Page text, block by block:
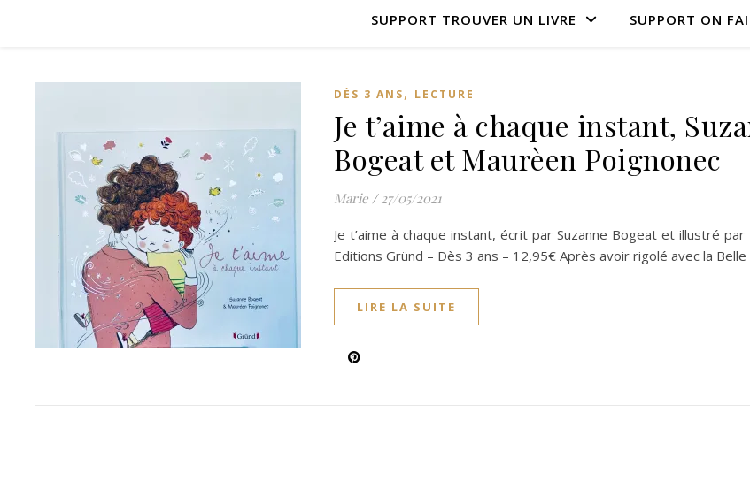
SUPPORT TROUVER UN LIVRE SUPPORT ON
DÈS 3 ANS, LECTURE
Je t’aime à chaque instant,
Bogeat et Maurèen Poignonec
Marie / 27/05/2021
Je t’aime à chaque instant, écrit par Suzanne Bogeat et illustré par
Editions Gründ – Dès 3 ans – 12,95€ Après avoir rigolé avec la
LIRE LA SUITE